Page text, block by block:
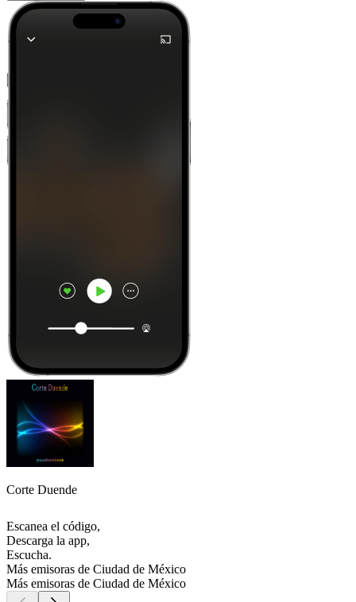
Corte Duende
Escanea el código,
Descarga la app,
Escucha.
Más emisoras de Ciudad de México
Más emisoras de Ciudad de México